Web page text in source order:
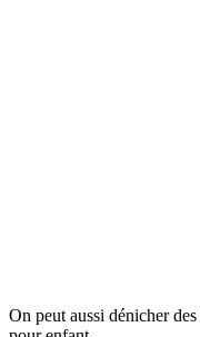
On peut aussi dénicher